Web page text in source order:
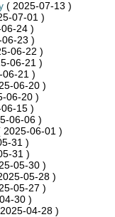
( 2025-07-13 )
07-01 )
24 )
23 )
06-22 )
06-21 )
06-21 )
06-20 )
06-20 )
15 )
06-06 )
2025-06-01 )
31 )
31 )
05-30 )
05-28 )
05-27 )
30 )
04-28 )